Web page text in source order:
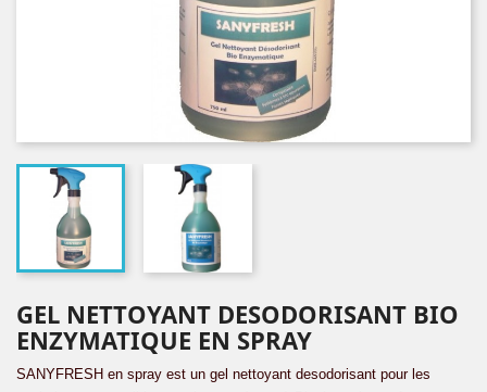
GEL NETTOYANT DESODORISANT BIO
ENZYMATIQUE EN SPRAY
SANYFRESH en spray est un gel nettoyant desodorisant pour les